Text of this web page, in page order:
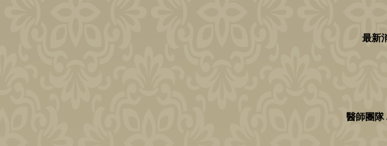
最新
醫師團